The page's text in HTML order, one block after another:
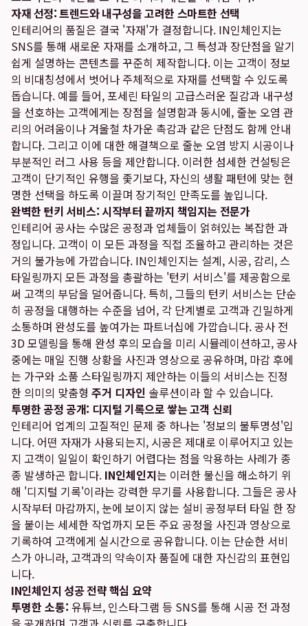
자재 선정: 트렌드와 내구성을 고려한 스마트한 선택
인테리어의 품질은 결국 '자재'가 결정합니다. IN인체인지는
SNS를 통해 새로운 자재를 소개하고, 그 특성과 장단점을 알기
쉽게 설명하는 콘텐츠를 꾸준히 제작합니다. 이는 고객이 정보
의 비대칭성에서 벗어나 주체적으로 자재를 선택할 수 있도록
돕습니다. 예를 들어, 포세린 타일의 고급스러운 질감과 내구성
을 선호하는 고객에게는 장점을 설명함과 동시에, 줄눈 오염 관
리의 어려움이나 겨울철 차가운 촉감과 같은 단점도 함께 안내
합니다. 그리고 이에 대한 해결책으로 줄눈 오염 방지 시공이나
부분적인 러그 사용 등을 제안합니다. 이러한 섬세한 컨설팅은
고객이 단기적인 유행을 좇기보다, 자신의 생활 패턴에 맞는 현
명한 선택을 하도록 이끌며 장기적인 만족도를 높입니다.
완벽한 턴키 서비스: 시작부터 끝까지 책임지는 전문가
인테리어 공사는 수많은 공정과 업체들이 얽혀있는 복잡한 과
정입니다. 고객이 이 모든 과정을 직접 조율하고 관리하는 것은
거의 불가능에 가깝습니다. IN인체인지는 설계, 시공, 감리, 스
타일링까지 모든 과정을 총괄하는 '턴키 서비스'를 제공함으로
써 고객의 부담을 덜어줍니다. 특히, 그들의 턴키 서비스는 단순
히 공정을 대행하는 수준을 넘어, 각 단계별로 고객과 긴밀하게
소통하며 완성도를 높여가는 파트너십에 가깝습니다. 공사 전
3D 모델링을 통해 완성 후의 모습을 미리 시뮬레이션하고, 공사
중에는 매일 진행 상황을 사진과 영상으로 공유하며, 마감 후에
는 가구와 소품 스타일링까지 제안하는 이들의 서비스는 진정
한 의미의 맞춤형 주거 디자인 솔루션이라 할 수 있습니다.
투명한 공정 공개: 디지털 기록으로 쌓는 고객 신뢰
인테리어 업계의 고질적인 문제 중 하나는 '정보의 불투명성'입
니다. 어떤 자재가 사용되는지, 시공은 제대로 이루어지고 있는
지 고객이 일일이 확인하기 어렵다는 점을 악용하는 사례가 종
종 발생하곤 합니다. IN인체인지는 이러한 불신을 해소하기 위
해 '디지털 기록'이라는 강력한 무기를 사용합니다. 그들은 공사
시작부터 마감까지, 눈에 보이지 않는 설비 공정부터 타일 한 장
을 붙이는 세세한 작업까지 모든 주요 공정을 사진과 영상으로
기록하여 고객에게 실시간으로 공유합니다. 이는 단순한 서비
스가 아니라, 고객과의 약속이자 품질에 대한 자신감의 표현입
니다.
IN인체인지 성공 전략 핵심 요약
투명한 소통: 유튜브, 인스타그램 등 SNS를 통해 시공 전 과정